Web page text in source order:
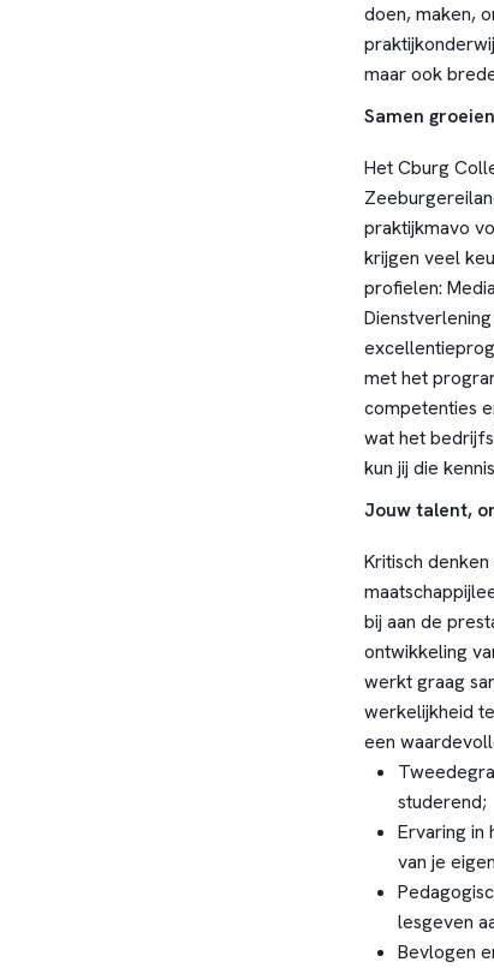
doen, maken,
maar ook
Samen
Het Cburg
praktijkmavo
krijgen veel
profielen:
met het
competenties
wat het
kun jij die
Jouw talent,
Kritisch
bij aan de
ontwikkeling
werkt graag
werkelijkheid
een
studerend;
Ervaring in
van je
lesgeven
Bevlogen